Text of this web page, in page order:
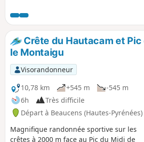
sur cette randonnée en cas de brouillard
cette zone.Trace gpx conseillée.
Crête du Hautacam et
le Montaigu
Visorandonneur
10,78 km
+545 m
-545 m
6h
Très difficile
Départ à Beaucens (Hautes-Pyrénées)
Magnifique randonnée sportive sur les
crêtes à 2000 m face au Pic du Midi de